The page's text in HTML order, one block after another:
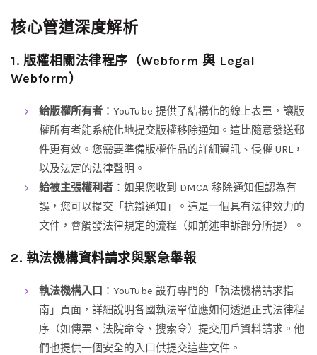
核心管道深度解析
1. 版權相關法律程序（Webform 與 Legal
Webform）
給版權所有者 ：YouTube 提供了結構化的線上表單，讓版
權所有者能系統化地提交版權移除通知。這比隨意發送郵
件更有效。您需要準備版權作品的詳細資訊、侵權 URL，
以及法定的法律聲明。
給被主張權利者 ：如果您收到 DMCA 移除通知但認為有
誤，您可以提交「抗辯通知」。這是一個具有法律效力的
文件，會觸發法律規定的流程（如前述申訴部分所提）。
2. 執法機構資料請求與緊急舉報
執法機構入口 ：YouTube 設有專門的「執法機構請求指
南」頁面，詳細說明各國執法單位應如何透過正式法律程
序（如傳票、法院命令、搜索令）提交用戶資料請求。他
們也提供一個安全的入口供提交這些文件。